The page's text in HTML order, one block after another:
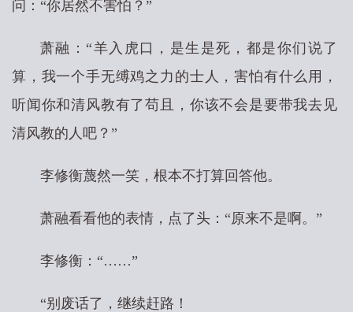
问：“你居然不害怕？”
萧融：“羊入虎口，是生是死，都是你们说了
算，我一个手无缚鸡之力的士人，害怕有什么用，
听闻你和清风教有了苟且，你该不会是要带我去见
清风教的人吧？”
李修衡蔑然一笑，根本不打算回答他。
萧融看看他的表情，点了头：“原来不是啊。”
李修衡：“……”
“别废话了，继续赶路！